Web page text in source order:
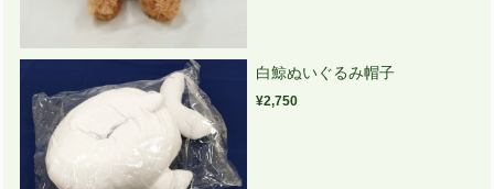
白鯨ぬいぐるみ帽子
¥2,750